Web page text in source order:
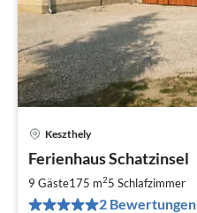
Keszthely
Ferienhaus Schatzinsel
9 Gäste175 m25 Schlafzimmer
2 Bewertungen